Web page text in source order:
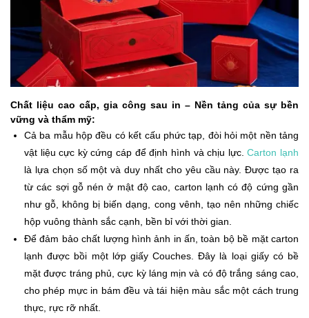
Chất liệu cao cấp, gia công sau in – Nền tảng của sự bền
vững và thẩm mỹ:
Cả ba mẫu hộp đều có kết cấu phức tạp, đòi hỏi một nền tảng
vật liệu cực kỳ cứng cáp để định hình và chịu lực.Carton lạnh
là lựa chọn số một và duy nhất cho yêu cầu này. Được tạo ra
từ các sợi gỗ nén ở mật độ cao, carton lạnh có độ cứng gần
như gỗ, không bị biến dạng, cong vênh, tạo nên những chiếc
hộp vuông thành sắc cạnh, bền bỉ với thời gian.
Để đảm bảo chất lượng hình ảnh in ấn, toàn bộ bề mặt carton
lạnh được bồi một lớp giấy Couches. Đây là loại giấy có bề
mặt được tráng phủ, cực kỳ láng mịn và có độ trắng sáng cao,
cho phép mực in bám đều và tái hiện màu sắc một cách trung
thực, rực rỡ nhất.